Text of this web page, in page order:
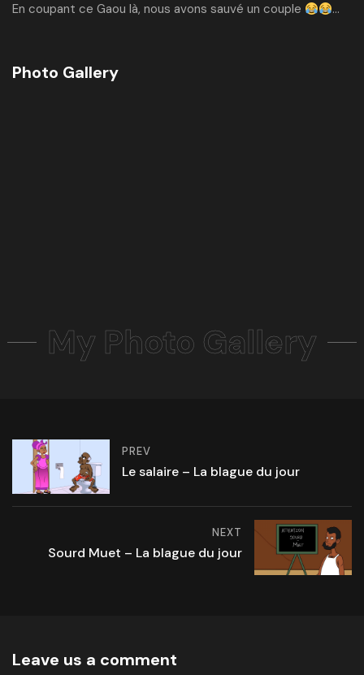
En coupant ce Gaou là, nous avons sauvé un couple …
Photo Gallery
My Photo Gallery
PREV
Le salaire – La blague du jour
NEXT
Sourd Muet – La blague du jour
Leave us a comment